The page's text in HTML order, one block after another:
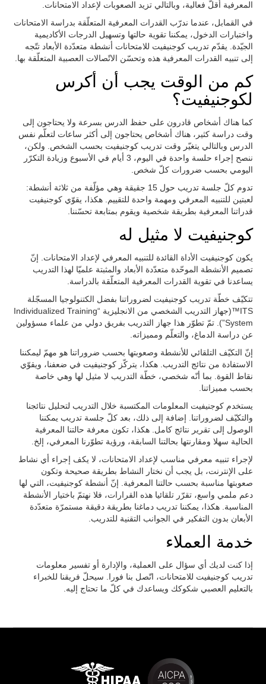
المعرفية أقلّ فعالية، وبالتالي تزيد الصعوبات لإعداد الامتحانات.
في القمابل، عندما ندرّب القدرات المعرفية المتعلّقة بدراسة الامتحانات
واختبارات الدخول، يمكننا تقوية حالتها وتسهيل الدرجات الأكاديمية
الجيّدة. يقدّم تدريب كوجنيفيت للامتحانات أنشطة متعدّدة الأبعاد تتّجه
إلى تنبيه القدرات المعرفية هذه وتحسّن الاتّصالات العصبية المتعلّقة بها.
كم من الوقت يجب أن أكرس
لكوجنيفيت؟
كما هناك أشخاص قادرون على حفظ الدرس بسرعة ولا يحتاجون إلى
وقت دراسة كثير، هناك أشخاص يحتاجون إلى أكثر ساعات لتعلّم نفس
الدرس وبالتالي يتغيّر وقت تدريب كوجنيفيت بحسب الشخص. ولكن،
ننصح إجراء حلسة واحدة في اليوم، 3 أيام في الأسبوع وزيادة التكرّر
اليومي بحسب ضرورات كلّ شخص.
تدوم كلّ جلسة تدريب حول 15 جقيقة وهي مؤلّفة من ثلاثة أنشطة:
لعبتين للتنبيه المعرفي ومهمة واحدة للتقييم. هكذا، يقوّي كوجنيفيت
قدراتنا المعرفية بطريقة شخصية ويقوم بمتابعة تحسّننا.
كوجنيفيت لا مثيل له
يكون كوجنيفيت الأداة القائدة للتنبيه المعرفي لإعداد الامتحانات. إنّ
تصميم الأنشطة الموحّدة متعدّدة الأبعاد والمثبتة علميّا لهذا التدريب
يساعدنا في تقوية القدرات المعرفية المتعلّقة بالدراسة.
تتكيّف خطّة تدريب كوجنيفيت لضروراتنا بفضل الكتنولوجيا المسجّلة
ITS™(جهاز التدريب الشخصي من الانجليزية “Individualized Training
System”). تمّ تطوّر هذا جهاز التدريب بفريق دولي من علماء مسؤولين
عن دراسة الدماغ، والتعلّم ومميزاته.
إنّ التكيّف التلقائي للأنشطة وصعوبتها بحسب ضروراتنا هو مهمّ ليمكننا
الاستفادة من نتائج التدريب. هكذا، يتركّز كوجنيفيت في ضعفنا، ويقوّي
نقاط القوة. بما أنّه شخصي، خطّة التدريب لا مثيل لها وهي خاصة
بحسب مميزاتنا.
يستخدم كوجنيفيت المعلومات المكتسبة خلال التدريب لتحليل نتائجنا
والتكيّف لضروراتنا. إضافة إلى ذلك، بعد كلّ جلسة تدريب يمكننا
الوصول إلى تقرير نتائج كامل. هكذا، تكون معرفة حالتنا المعرفية
الحالية سهلا ومقارنتها بحالتنا السابقة، ورؤية تطوّرنا المعرفي، إلخ.
لإجراء تنبيه معرفي مناسب لإعداد الامتحانات، لا يكف إجراء أي نشاط
على الإنترنت، بل يجب أن نختار النشاط بطريقة صحيحة وتكون
صعوبتها مناسبة بحسب حالتنا المعرفية. إنّ أنشطة كوجنيفيت، التي لها
دعم ملمي واسع، تقرّر تلقائيا هذه القرارات، فلا نهتمّ باختيار الأنشطة
المناسبة. هكذا، يمكننا تدريب دماغنا بطريقة دقيقة مستمرّة متعدّدة
الأبعان بدون التفكير في الجوانب التقنية للتدريب.
خدمة العملاء
إذا كنت لديك أي سؤال على العملية، والإدارة أو تفسير معلومات
تدريب كوجنيفيت للامتحانات، اتّصل بنا فورا. سيحلّ فريقنا للخبراء
بالتعليم العصبي شكوكك ويساعدك في كلّ ما تحتاج إليه.